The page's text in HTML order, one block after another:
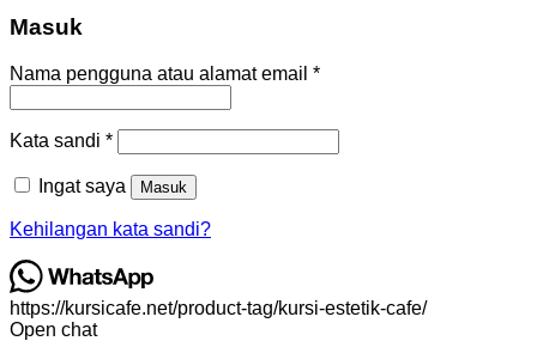
Masuk
Nama pengguna atau alamat email *Wajib
Kata sandi *Wajib
Ingat saya Masuk
Kehilangan kata sandi?
https://kursicafe.net/product-tag/kursi-estetik-cafe/
Open chat